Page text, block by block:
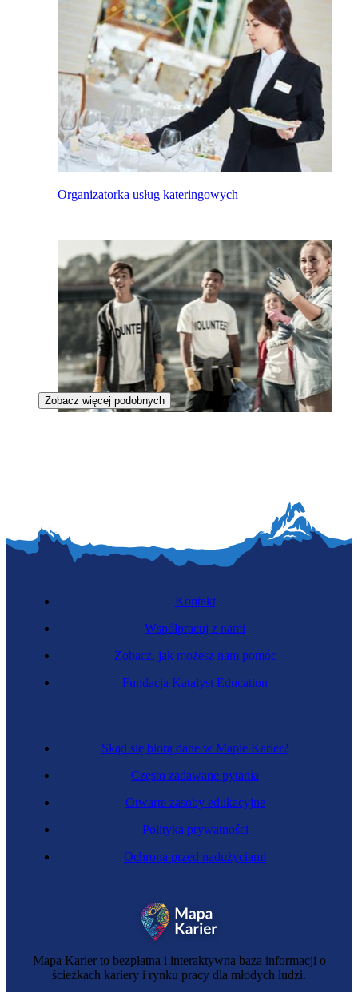
Organizatorka usług kateringowych
Specjalistka żywienia
Technolożka chemiczna
Zobacz więcej podobnych
Mapa Karier to bezpłatna i interaktywna baza informacji o
ścieżkach kariery i rynku pracy dla młodych ludzi.
Skąd się biorą dane w Mapie Karier?
Często zadawane pytania
Otwarte zasoby edukacyjne
Polityka prywatności
Ochrona przed nadużyciami
Kontakt
Współpracuj z nami
Zobacz, jak możesz nam pomóc
Fundacja Katalyst Education